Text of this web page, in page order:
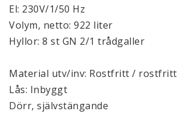
El: 230V/1/50 Hz
Volym, netto: 922 liter
Hyllor: 8 st GN 2/1 trådgaller
Material utv/inv: Rostfritt / rostfritt
Lås: Inbyggt
Dörr, självstängande